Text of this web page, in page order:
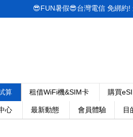
算 租借WiFi機&SIM卡 購買
心 最新動態 會員體驗 目
😎FUN暑假😎台灣電信 免綁約